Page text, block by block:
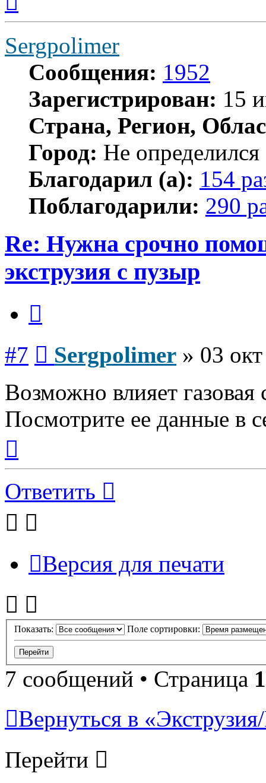
началу
Sergpolimer
Сообщения: 1952
Зарегистрирован: 15
Страна, Регион,
Город: Не определился
Благодарил (а): 154
Поблагодарили: 290
Re: Нужна срочно
экструзия с пузыр
#7 Sergpolimer » 03
Возможно влияет
Посмотрите ее данные в
началу
Ответить
Версия для печати
Показать: Поле сортировки:
7 сообщений • Страница 1
Вернуться в
Перейти